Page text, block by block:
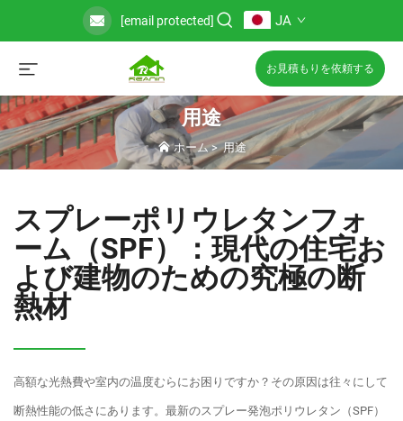
[email protected] JA
お見積もりを依頼する
用途
ホーム>用途
スプレーポリウレタンフォ
ーム（SPF）：現代の住宅お
よび建物のための究極の断
熱材
高額な光熱費や室内の温度むらにお困りですか？その原因は往々にして
断熱性能の低さにあります。最新のスプレー発泡ポリウレタン（SPF）